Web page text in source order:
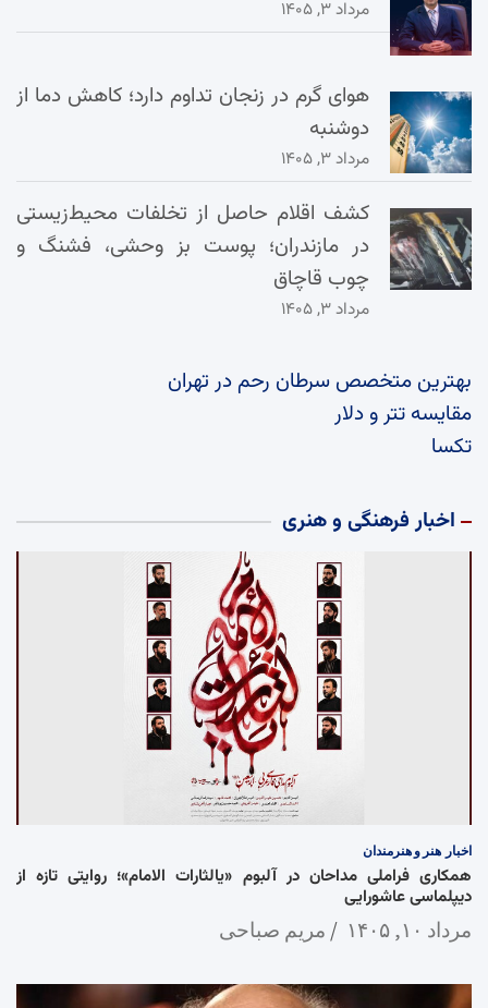
مرداد ۳, ۱۴۰۵
هوای گرم در زنجان تداوم دارد؛ کاهش دما از
دوشنبه
مرداد ۳, ۱۴۰۵
کشف اقلام حاصل از تخلفات محیط‌زیستی
در مازندران؛ پوست بز وحشی، فشنگ و
چوب قاچاق
مرداد ۳, ۱۴۰۵
بهترین متخصص سرطان رحم در تهران
مقایسه تتر و دلار
تکسا
اخبار فرهنگی و هنری
اخبار هنر و هنرمندان
همکاری فراملی مداحان در آلبوم «یالثارات الامام»؛ روایتی تازه از
دیپلماسی عاشورایی
مرداد ۱۰, ۱۴۰۵ مریم صباحی